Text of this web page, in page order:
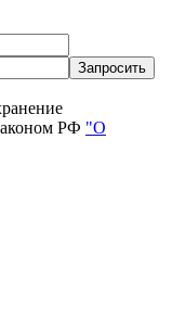
РФ "О